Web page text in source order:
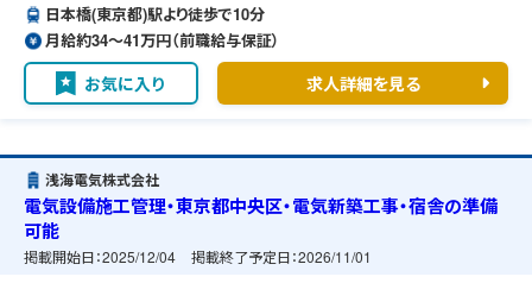
日本橋(東京都)駅より徒歩で10分
月給約34〜41万円（前職給与保証）
お気に入り 求人詳細を見る
浅海電気株式会社
電気設備施工管理・東京都中央区・電気新築工事・宿舎の準備
可能
掲載開始日：2025/12/04 掲載終了予定日：2026/11/01